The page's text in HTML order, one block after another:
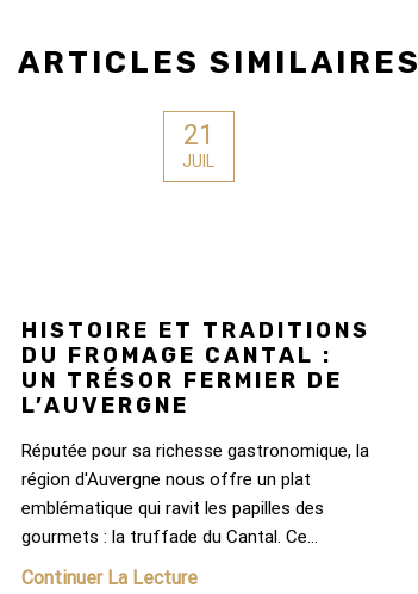
ARTICLES SIMILAIRES
21
JUIL
HISTOIRE ET TRADITIONS
DU FROMAGE CANTAL :
UN TRÉSOR FERMIER DE
L’AUVERGNE
Réputée pour sa richesse gastronomique, la
région d'Auvergne nous offre un plat
emblématique qui ravit les papilles des
gourmets : la truffade du Cantal. Ce...
Continuer La Lecture